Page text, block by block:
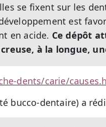
se fixent sur les
est
en acide. Ce dépôt
à la longue,
dents/carie/
bucco-dentaire) a